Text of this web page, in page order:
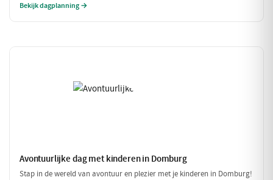
portemonnee te veel te belasten!
Bekijk dagplanning →
Avontuurlijke dag met kinderen in Domburg
Stap in de wereld van avontuur en plezier met je kinderen in Domburg!